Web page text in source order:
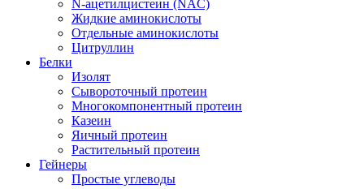
N-ацетилцистеин (NAC)
Жидкие аминокислоты
Отдельные аминокислоты
Цитруллин
Белки
Изолят
Сывороточный протеин
Многокомпонентный протеин
Казеин
Яичный протеин
Растительный протеин
Гейнеры
Простые углеводы